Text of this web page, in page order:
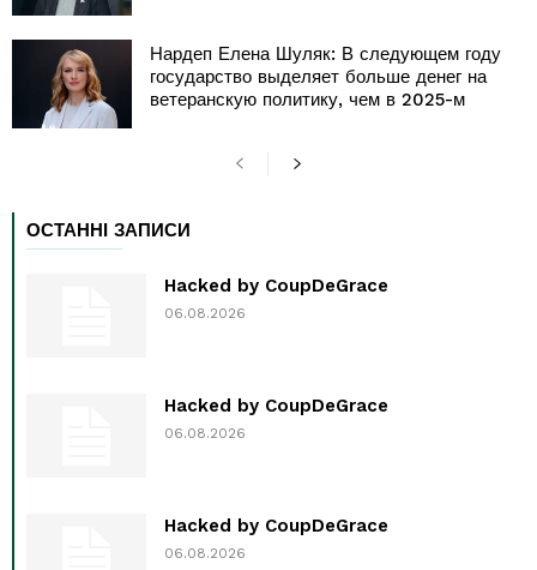
Нардеп Елена Шуляк: В следующем году
государство выделяет больше денег на
ветеранскую политику, чем в 2025-м
ОСТАННІ ЗАПИСИ
Hacked by CoupDeGrace
06.08.2026
Hacked by CoupDeGrace
06.08.2026
Hacked by CoupDeGrace
06.08.2026